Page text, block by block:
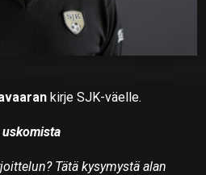
kirje SJK-väelle.
Tätä kysymystä alan